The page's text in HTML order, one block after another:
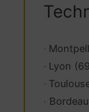
·
· Lyon
·
·